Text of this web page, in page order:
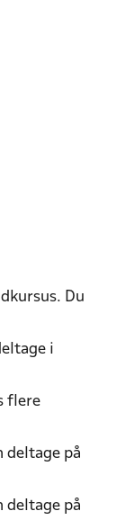
Du
i
flere
deltage på
deltage på